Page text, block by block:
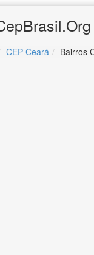
CEP Ceará Bairros